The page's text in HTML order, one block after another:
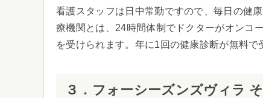
看護スタッフは日中常勤ですので、毎日の健
療機関とは、24時間体制でドクターがオンコ
を受けられます。年に1回の健康診断が無料で
３．フォーシーズンズヴィラ